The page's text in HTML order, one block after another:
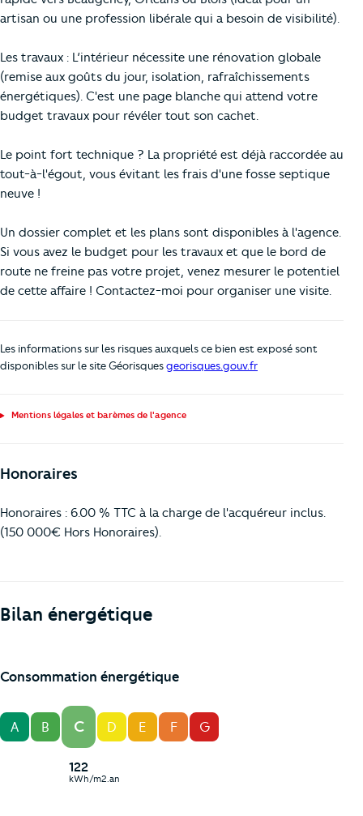
artisan ou une profession libérale qui a besoin de visibilité).
Les travaux : L’intérieur nécessite une rénovation globale
(remise aux goûts du jour, isolation, rafraîchissements
énergétiques). C'est une page blanche qui attend votre
budget travaux pour révéler tout son cachet.
Le point fort technique ? La propriété est déjà raccordée au
tout-à-l'égout, vous évitant les frais d'une fosse septique
neuve !
Un dossier complet et les plans sont disponibles à l'agence.
Si vous avez le budget pour les travaux et que le bord de
route ne freine pas votre projet, venez mesurer le potentiel
de cette affaire ! Contactez-moi pour organiser une visite.
Les informations sur les risques auxquels ce bien est exposé sont
disponibles sur le site Géorisquesgeorisques.gouv.fr
Mentions légales et barèmes de l'agence
Honoraires
Honoraires : 6.00 % TTC à la charge de l'acquéreur inclus.
(150 000€ Hors Honoraires).
Bilan énergétique
Consommation énergétique
A B C
122
kWh/m2.an
D E F G